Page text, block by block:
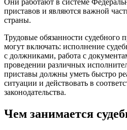
приставов и являются важной
страны.
Трудовые обязанности судебного
могут включать: исполнение
с должниками, работа с
проведении различных
приставы должны уметь быстро
ситуации и действовать в
законодательства.
Чем занимается